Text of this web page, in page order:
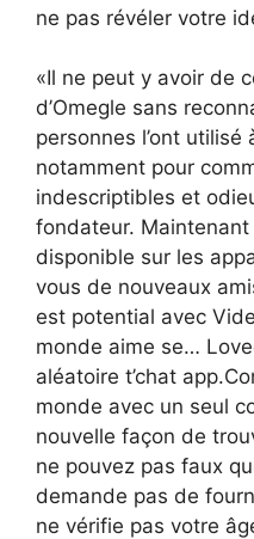
ne pas révéler votre
«Il ne peut y avoir de
d’Omegle sans
personnes l’ont
notamment pour
indescriptibles et
fondateur.
disponible sur les
vous de nouveaux
est potential avec
monde aime se…
aléatoire t’chat
monde avec un seul
nouvelle façon de
ne pouvez pas faux
demande pas de
ne vérifie pas votre